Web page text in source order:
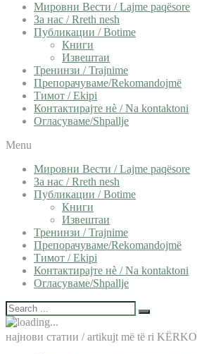
Мировни Вести / Lajme paqësore
За нас / Rreth nesh
Публикации / Botime
Книги
Извештаи
Тренинзи / Trajnime
Препорачуваме/Rekomandojmë
Тимот / Ekipi
Контактирајте нѐ / Na kontaktoni
Огласуваме/Shpallje
Menu
Мировни Вести / Lajme paqësore
За нас / Rreth nesh
Публикации / Botime
Книги
Извештаи
Тренинзи / Trajnime
Препорачуваме/Rekomandojmë
Тимот / Ekipi
Контактирајте нѐ / Na kontaktoni
Огласуваме/Shpallje
најнови статии / artikujt më të ri KËRKO